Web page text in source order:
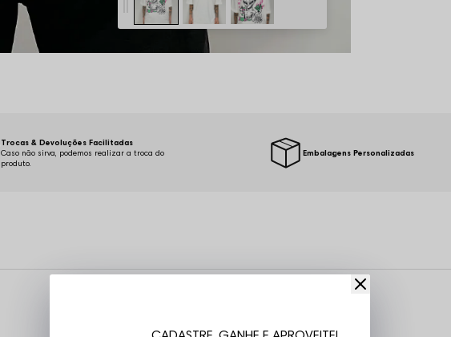
Trocas & Devoluções Facilitadas
Caso não sirva, podemos realizar a troca do
produto.
Embalagens Personalizadas